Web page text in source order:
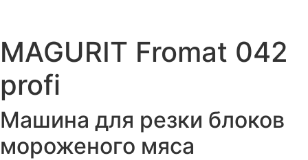
MAGURIT Fromat 042
profi
Машина для резки блоков
мороженого мяса